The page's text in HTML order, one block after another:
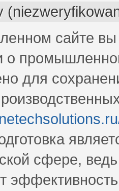
сайте
о
для
сфере,